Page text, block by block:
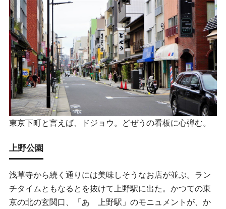
東京下町と言えば、ドジョウ。どぜうの看板に心弾む。
上野公園
浅草寺から続く通りには美味しそうなお店が並ぶ。ラン
チタイムともなるとを抜けて上野駅に出た。かつての東
京の北の玄関口、「あゝ上野駅」のモニュメントが、か